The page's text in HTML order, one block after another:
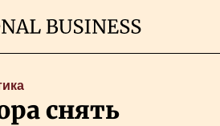
снять